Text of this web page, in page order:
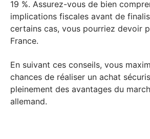
19 %. Assurez-vous de bien
implications fiscales avant de
certains cas, vous pourriez devoir
France.
En suivant ces conseils, vous
chances de réaliser un achat
pleinement des avantages du
allemand.